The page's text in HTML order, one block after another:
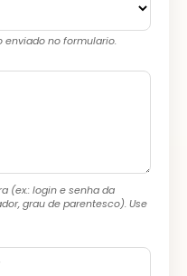
enviado no formulario.
(ex.: login e senha da
grau de parentesco). Use